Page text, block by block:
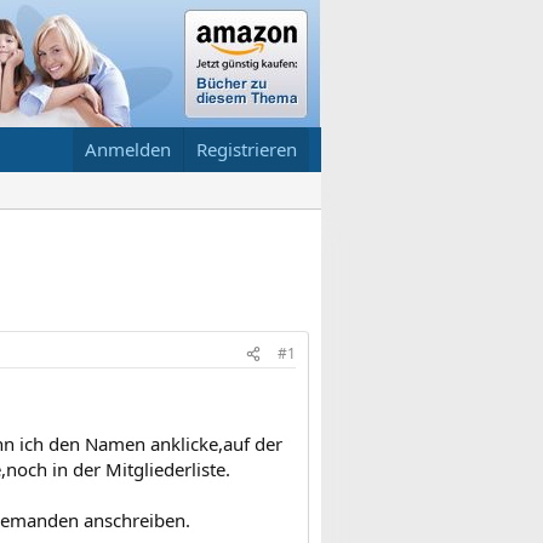
Anmelden Registrieren
#1
ich den Namen anklicke,auf der
in der Mitgliederliste.
anschreiben.